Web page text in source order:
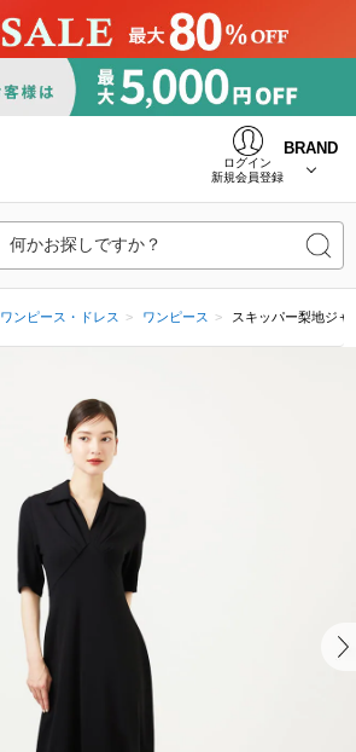
ログイン
新規会員登録
BRAND
何かお探しですか？
ワンピース・ドレス ワンピース スキッパー梨地ジャ